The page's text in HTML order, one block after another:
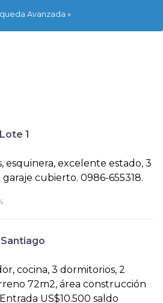
Avanzada
1
esquinera, excelente estado, 3
cubierto. 0986-655318.
cocina, 3 dormitorios, 2
72m2, área construcción
US$10.500 saldo